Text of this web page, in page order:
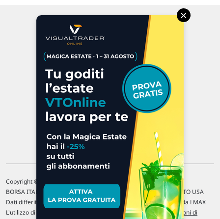
Via Macanno, 38/A
P.IVA 02 452 460 401
Chi siamo
Commenti e segnalazioni
Contattaci
Copyright © 1996-2026 Traderlink Italia s.r.l.
BORSA ITALIANA Quotazioni di borsa differite di 15 min. / MERCATO USA
Dati differiti di 15 min. (fonte Intrinio) / FOREX Quotazioni fornite da LMAX
L'utilizzo di questo sito implica l'accettazione delle nostreCondizioni di
×